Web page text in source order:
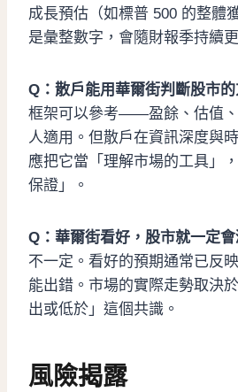
成長預估（如標普 500 的整體
是彙整數字，會隨財報季持續更
Q：散戶能用華爾街判斷股市的
框架可以參考——盈餘、估值
人適用。但散戶在資訊深度與
應把它當「理解市場的工具」
保證」。
Q：華爾街看好，股市就一定會
不一定。看好的預期通常已反
能出錯。市場的實際走勢取決
出或低於」這個共識。
風險揭露